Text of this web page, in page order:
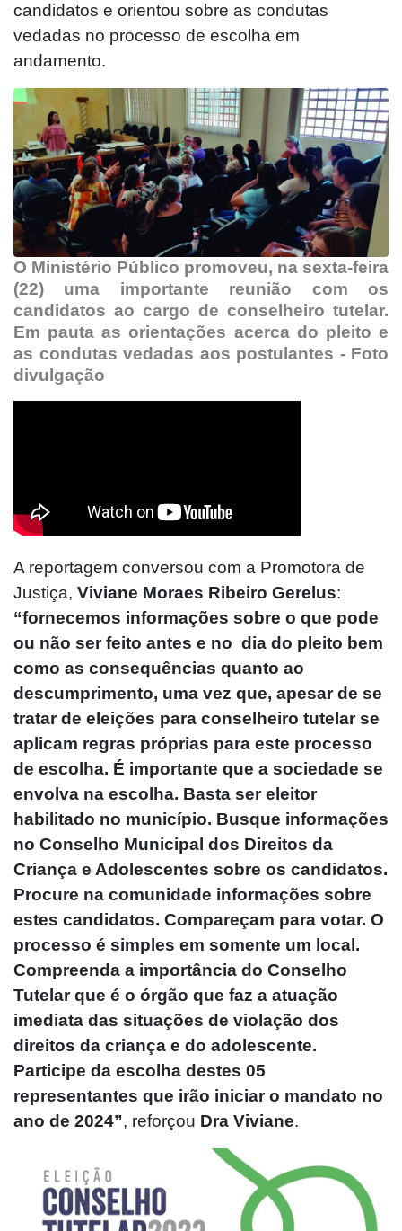
candidatos e orientou sobre as condutas
vedadas no processo de escolha em
andamento.
O Ministério Público promoveu, na sexta-feira
(22) uma importante reunião com os
candidatos ao cargo de conselheiro tutelar.
Em pauta as orientações acerca do pleito e
as condutas vedadas aos postulantes - Foto
divulgação
A reportagem conversou com a Promotora de
Justiça, Viviane Moraes Ribeiro Gerelus:
“fornecemos informações sobre o que pode
ou não ser feito antes e no dia do pleito bem
como as consequências quanto ao
descumprimento, uma vez que, apesar de se
tratar de eleições para conselheiro tutelar se
aplicam regras próprias para este processo
de escolha. É importante que a sociedade se
envolva na escolha. Basta ser eleitor
habilitado no município. Busque informações
no Conselho Municipal dos Direitos da
Criança e Adolescentes sobre os candidatos.
Procure na comunidade informações sobre
estes candidatos. Compareçam para votar. O
processo é simples em somente um local.
Compreenda a importância do Conselho
Tutelar que é o órgão que faz a atuação
imediata das situações de violação dos
direitos da criança e do adolescente.
Participe da escolha destes 05
representantes que irão iniciar o mandato no
ano de 2024”, reforçou Dra Viviane.